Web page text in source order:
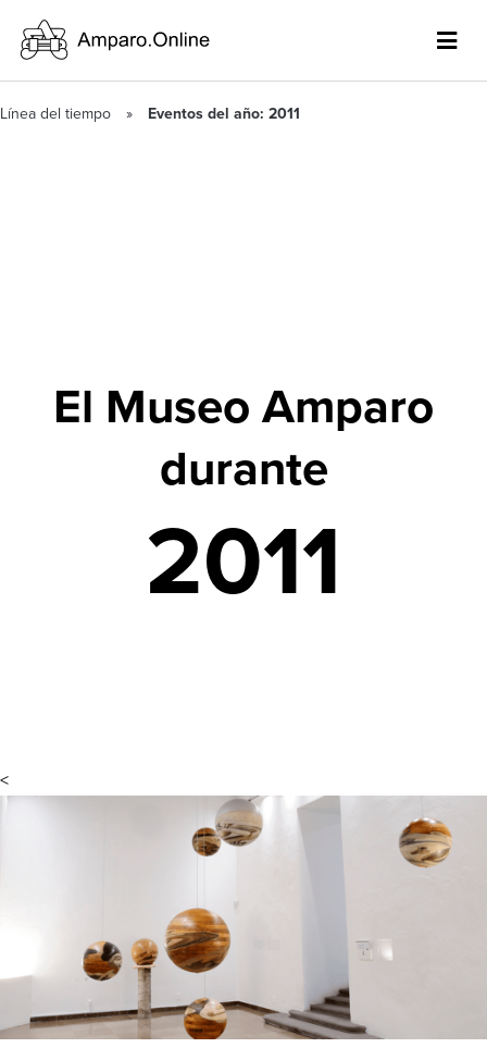
Línea del tiempo Eventos del año: 2011
El Museo Amparo
durante
2011
<